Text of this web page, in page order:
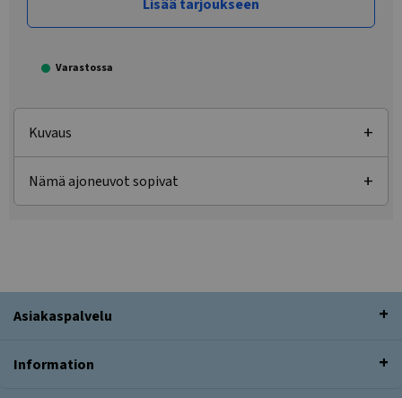
Lisää tarjoukseen
Varastossa
Kuvaus
Nämä ajoneuvot sopivat
Asiakaspalvelu
Information